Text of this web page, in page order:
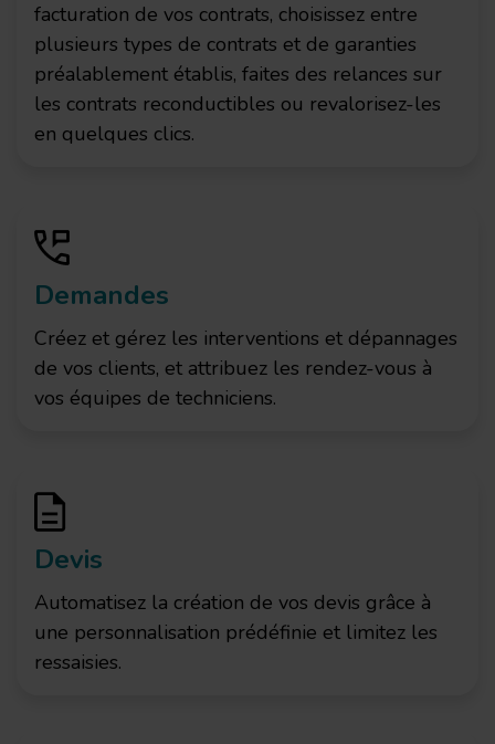
facturation de vos contrats, choisissez entre
plusieurs types de contrats et de garanties
préalablement établis, faites des relances sur
les contrats reconductibles ou revalorisez-les
en quelques clics.
Demandes
Créez et gérez les interventions et dépannages
de vos clients, et attribuez les rendez-vous à
vos équipes de techniciens.
Devis
Automatisez la création de vos devis grâce à
une personnalisation prédéfinie et limitez les
ressaisies.